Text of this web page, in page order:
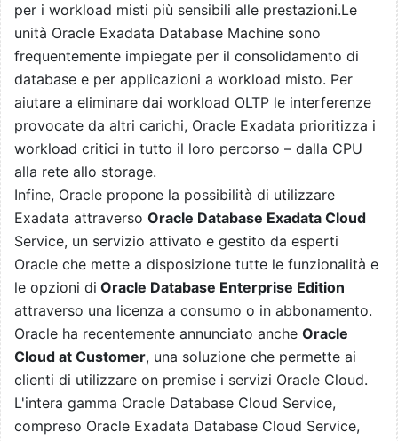
per i workload misti più sensibili alle prestazioni.Le
unità Oracle Exadata Database Machine sono
frequentemente impiegate per il consolidamento di
database e per applicazioni a workload misto. Per
aiutare a eliminare dai workload OLTP le interferenze
provocate da altri carichi, Oracle Exadata prioritizza i
workload critici in tutto il loro percorso – dalla CPU
alla rete allo storage.
Infine, Oracle propone la possibilità di utilizzare
Exadata attraverso Oracle Database Exadata Cloud
Service, un servizio attivato e gestito da esperti
Oracle che mette a disposizione tutte le funzionalità e
le opzioni di Oracle Database Enterprise Edition
attraverso una licenza a consumo o in abbonamento.
Oracle ha recentemente annunciato anche Oracle
Cloud at Customer, una soluzione che permette ai
clienti di utilizzare on premise i servizi Oracle Cloud.
L'intera gamma Oracle Database Cloud Service,
compreso Oracle Exadata Database Cloud Service,